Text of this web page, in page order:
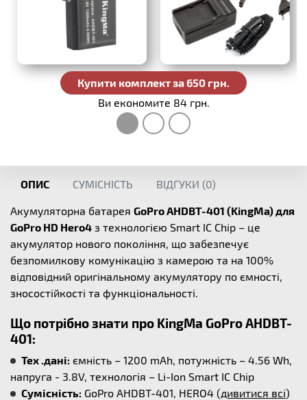
Купити комплект за 650 грн.
Ви економите 84 грн.
ОПИС СУМІСНІСТЬ ВІДГУКИ (0)
Акумуляторна батарея GoPro AHDBT-401 (KingMa) для
GoPro HD Hero4 з технологією Smart IC Chip – це
акумулятор нового покоління, що забезпечує
безпомилкову комунікацію з камерою та на 100%
відповідний оригінальному акумулятору по ємності,
зносостійкості та функціональності.
Що потрібно знати про KingMa GoPro AHDBT-
401:
Тех .дані: ємність – 1200 mAh, потужність – 4.56 Wh,
напруга - 3.8V, технологія – Li-Ion Smart IC Chip
Сумісність: GoPro AHDBT-401, HERO4 (дивитися всі)